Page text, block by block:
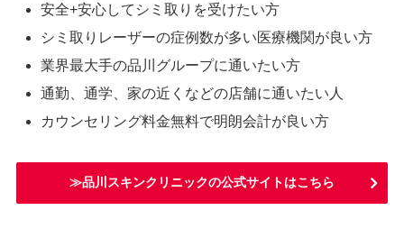
安全+安心してシミ取りを受けたい方
シミ取りレーザーの症例数が多い医療機関が良い方
業界最大手の品川グループに通いたい方
通勤、通学、家の近くなどの店舗に通いたい人
カウンセリング料金無料で明朗会計が良い方
≫品川スキンクリニックの公式サイトはこちら